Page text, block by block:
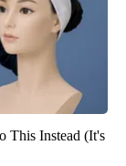
This Instead (It's